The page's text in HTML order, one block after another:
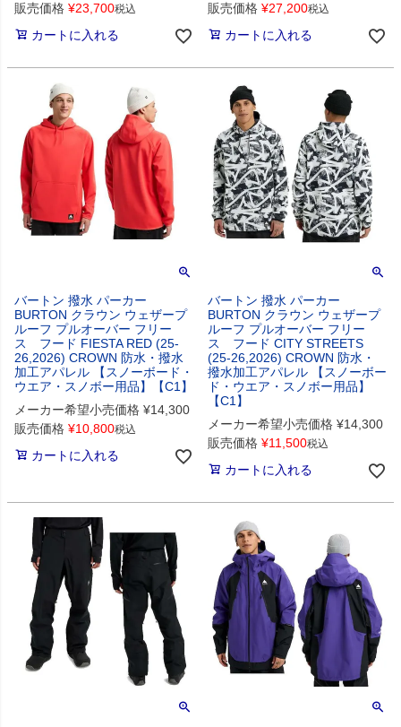
販売価格 ¥23,700税込
カートに入れる
販売価格 ¥27,200税込
カートに入れる
バートン 撥水 パーカー
BURTON クラウン ウェザープ
ルーフ プルオーバー フリー
ス フード FIESTA RED (25-
26,2026) CROWN 防水・撥水
加工アパレル 【スノーボード・
ウエア・スノボー用品】【C1】
メーカー希望小売価格 ¥14,300
販売価格 ¥10,800税込
カートに入れる
バートン 撥水 パーカー
BURTON クラウン ウェザープ
ルーフ プルオーバー フリー
ス フード CITY STREETS
(25-26,2026) CROWN 防水・
撥水加工アパレル 【スノーボー
ド・ウエア・スノボー用品】
【C1】
メーカー希望小売価格 ¥14,300
販売価格 ¥11,500税込
カートに入れる